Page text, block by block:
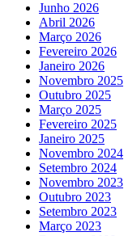
Junho 2026
Abril 2026
Março 2026
Fevereiro 2026
Janeiro 2026
Novembro 2025
Outubro 2025
Março 2025
Fevereiro 2025
Janeiro 2025
Novembro 2024
Setembro 2024
Novembro 2023
Outubro 2023
Setembro 2023
Março 2023